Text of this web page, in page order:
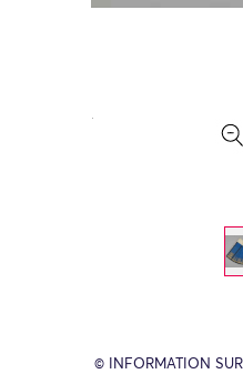
© INFORMATION SUR